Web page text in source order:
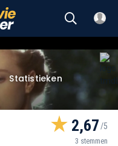
Statistieken
2,67
3 stemmen